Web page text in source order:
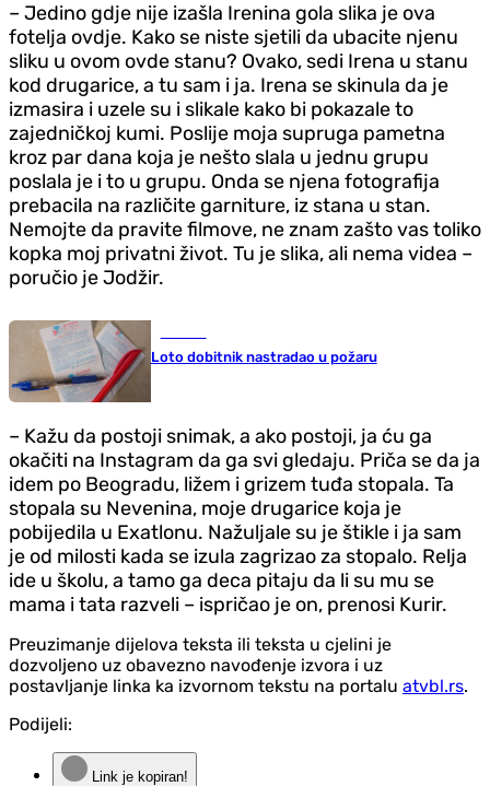
– Jedino gdje nije izašla Irenina gola slika je ova
fotelja ovdje. Kako se niste sjetili da ubacite njenu
sliku u ovom ovde stanu? Ovako, sedi Irena u stanu
kod drugarice, a tu sam i ja. Irena se skinula da je
izmasira i uzele su i slikale kako bi pokazale to
zajedničkoj kumi. Poslije moja supruga pametna
kroz par dana koja je nešto slala u jednu grupu
poslala je i to u grupu. Onda se njena fotografija
prebacila na različite garniture, iz stana u stan.
Nemojte da pravite filmove, ne znam zašto vas toliko
kopka moj privatni život. Tu je slika, ali nema videa –
poručio je Jodžir.
Loto dobitnik nastradao u požaru
– Kažu da postoji snimak, a ako postoji, ja ću ga
okačiti na Instagram da ga svi gledaju. Priča se da ja
idem po Beogradu, ližem i grizem tuđa stopala. Ta
stopala su Nevenina, moje drugarice koja je
pobijedila u Exatlonu. Nažuljale su je štikle i ja sam
je od milosti kada se izula zagrizao za stopalo. Relja
ide u školu, a tamo ga deca pitaju da li su mu se
mama i tata razveli – ispričao je on, prenosi Kurir.
Preuzimanje dijelova teksta ili teksta u cjelini je
dozvoljeno uz obavezno navođenje izvora i uz
postavljanje linka ka izvornom tekstu na portalu atvbl.rs.
Podijeli:
Link je kopiran!